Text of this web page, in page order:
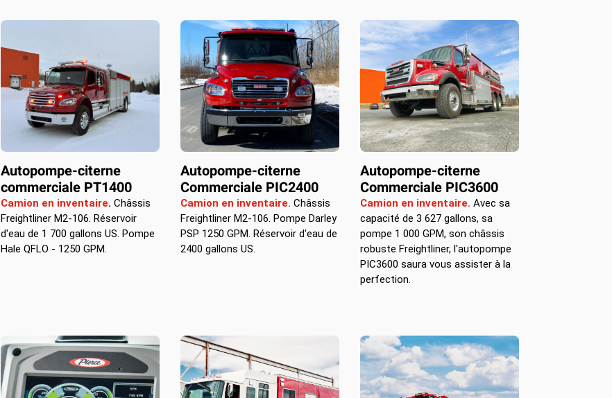
Autopompe-citerne
commerciale PT1400
Camion en inventaire. Châssis
Freightliner M2-106. Réservoir
d'eau de 1 700 gallons US. Pompe
Hale QFLO - 1250 GPM.
Autopompe-citerne
Commerciale PIC2400
Camion en inventaire. Châssis
Freightliner M2-106. Pompe Darley
PSP 1250 GPM. Réservoir d'eau de
2400 gallons US.
Autopompe-citerne
Commerciale PIC3600
Camion en inventaire. Avec sa
capacité de 3 627 gallons, sa
pompe 1 000 GPM, son châssis
robuste Freightliner, l'autopompe
PIC3600 saura vous assister à la
perfection.